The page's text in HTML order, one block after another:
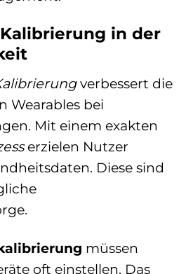
in der
verbessert die
Wearables bei
Mit einem exakten
erzielen Nutzer
Diese sind
müssen
oft einstellen. Das